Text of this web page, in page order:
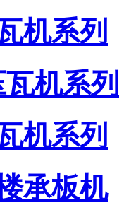
机系列
机系列
机系列
承板机